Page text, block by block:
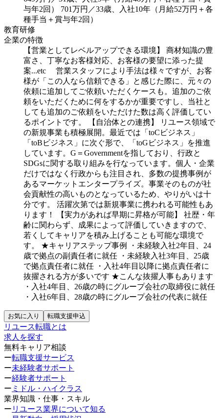
与年2回） 701万円／33歳、入社10年（月給52万円＋各
種手当＋賞与年2回）
教育研修
企業の特徴
【営業としてレベルアップできる環境】
商材知識の豊
富さ、丁寧なお客様対応、お客様の要望に添った提
案...etc
営業スタッフにより手法は様々ですが、お客
様が「この人なら信頼できる」と感じた際に、元々の
依頼に追加してご依頼いただくケースも。追加のご依
頼をいただくために何をするかが重要ですし、当社と
しても追加のご依頼をいただけた数は高く評価してい
るポイントです。
【自治体との連携】
リユース領域で
の新規事業も積極展開。最近では「toCビジネス」
「toBビジネス」に次ぐ形で、「toGビジネス」を推進
しています。G＝Governmentを指しており、行政と
SDGsに関する取り組みを行なっています。個人・企業
だけではなく行政からも注目され、多数の提携事例が
あるマーケットエンタープライズ。事業そのものが社
会貢献性の高いものとなっているため、やりがいは十
分です。
活躍次第では新規事業に携われる可能性もあ
ります！
【実力があれば早期に昇格が可能】
社歴・年
齢に関わらず、成果によって評価していきますので、
若くしてキャリアを積み上げることも可能な環境で
す。
★キャリアステップ事例
・未経験入社2年目、24
歳で拠点の副責任者に就任
・未経験入社3年目、25歳
で拠点責任者に就任
・入社4年目以降に拠点責任者に
抜擢される方が多いです ★こんな抜擢人事もあります
・入社4年目、26歳の時にグループ会社の取締役に就任
・入社6年目、28歳の時にグループ会社の代表に就任
お気に入り 転職支援申込
リユース転職とは
求人を探す
無料キャリア相談
ー転職支援サービス
ー未経験者サポート
ー経験者サポート
ー ミドル・ハイクラス
業界知識・仕事・スキル
ー リユース業界について知る